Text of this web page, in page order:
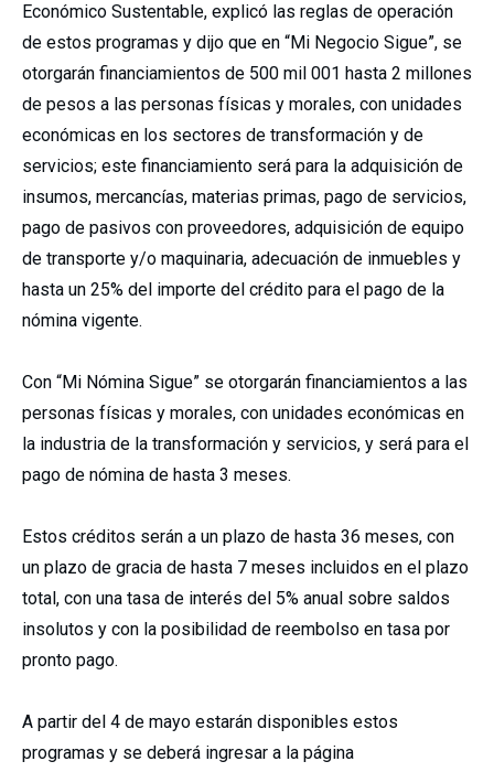
Económico Sustentable, explicó las reglas de operación
de estos programas y dijo que en “Mi Negocio Sigue”, se
otorgarán financiamientos de 500 mil 001 hasta 2 millones
de pesos a las personas físicas y morales, con unidades
económicas en los sectores de transformación y de
servicios; este financiamiento será para la adquisición de
insumos, mercancías, materias primas, pago de servicios,
pago de pasivos con proveedores, adquisición de equipo
de transporte y/o maquinaria, adecuación de inmuebles y
hasta un 25% del importe del crédito para el pago de la
nómina vigente.
Con “Mi Nómina Sigue” se otorgarán financiamientos a las
personas físicas y morales, con unidades económicas en
la industria de la transformación y servicios, y será para el
pago de nómina de hasta 3 meses.
Estos créditos serán a un plazo de hasta 36 meses, con
un plazo de gracia de hasta 7 meses incluidos en el plazo
total, con una tasa de interés del 5% anual sobre saldos
insolutos y con la posibilidad de reembolso en tasa por
pronto pago.
A partir del 4 de mayo estarán disponibles estos
programas y se deberá ingresar a la página